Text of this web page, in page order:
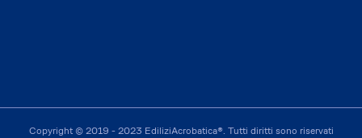
Copyright © 2019 - 2023 EdiliziAcrobatica®. Tutti diritti sono riservati